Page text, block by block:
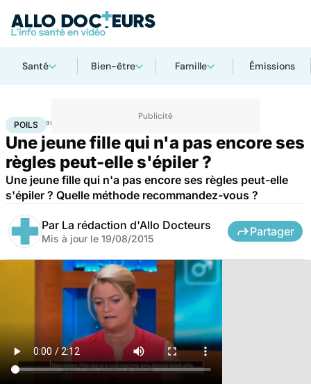
Santé Bien-être Famille Émissions
Accueil Santé
POILS
Une jeune fille qui n'a pas encore ses
règles peut-elle s'épiler ?
Une jeune fille qui n'a pas encore ses règles peut-elle
s'épiler ? Quelle méthode recommandez-vous ?
Par La rédaction d'Allo Docteurs
Mis à jour le 19/08/2015
Partager